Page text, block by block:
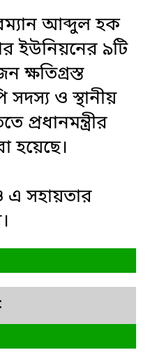
আব্দুল হক
ইউনিয়নের ৯টি
ক্ষতিগ্রস্ত
ও স্থানীয়
প্রধানমন্ত্রীর
হয়েছে।
সহায়তার